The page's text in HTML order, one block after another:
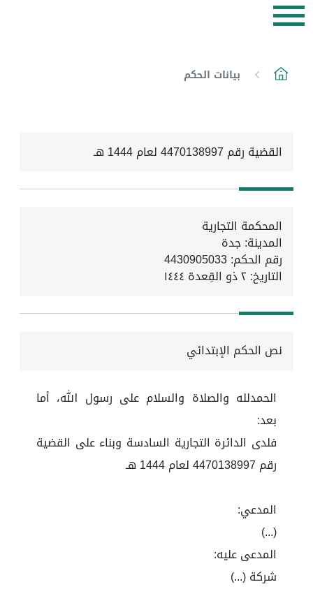
بيانات الحكم
القضية رقم 4470138997 لعام 1444 هـ
المحكمة التجارية
المدينة: جدة
رقم الحكم: 4430905033
التاريخ:٢ ذو القِعدة ١٤٤٤
نص الحكم الإبتدائي
الحمدلله والصلاة والسلام على رسول الله، أما
بعد:
فلدى الدائرة التجارية السادسة وبناء على القضية
رقم 4470138997 لعام 1444 هـ
المدعي:
(...)
المدعى عليه:
شركة (...)